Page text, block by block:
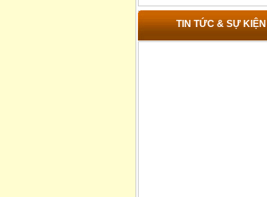
TIN TỨC & SỰ KIỆN